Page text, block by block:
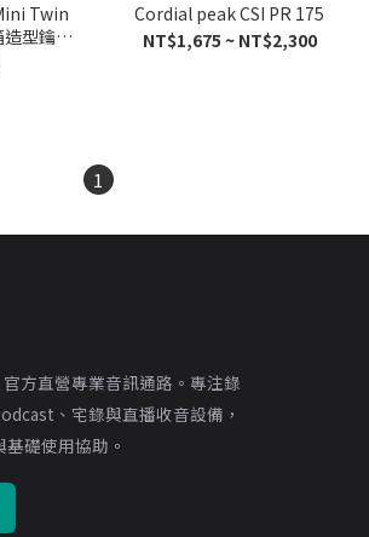
Twin
型鑰匙
Cordial peak CSI PR 175
NT$1,675 ~ NT$2,300
1
方直營專業音訊通路。專注錄
、宅錄與直播收音設備，
礎使用協助。